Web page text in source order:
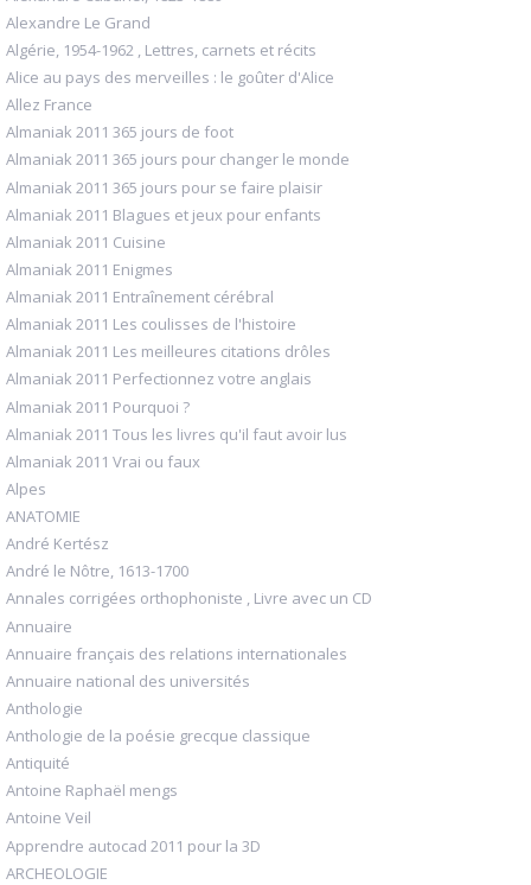
Alexandre Le Grand
Algérie, 1954-1962 , Lettres, carnets et récits
Alice au pays des merveilles : le goûter d'Alice
Allez France
Almaniak 2011 365 jours de foot
Almaniak 2011 365 jours pour changer le monde
Almaniak 2011 365 jours pour se faire plaisir
Almaniak 2011 Blagues et jeux pour enfants
Almaniak 2011 Cuisine
Almaniak 2011 Enigmes
Almaniak 2011 Entraînement cérébral
Almaniak 2011 Les coulisses de l'histoire
Almaniak 2011 Les meilleures citations drôles
Almaniak 2011 Perfectionnez votre anglais
Almaniak 2011 Pourquoi ?
Almaniak 2011 Tous les livres qu'il faut avoir lus
Almaniak 2011 Vrai ou faux
Alpes
ANATOMIE
André Kertész
André le Nôtre, 1613-1700
Annales corrigées orthophoniste , Livre avec un CD
Annuaire
Annuaire français des relations internationales
Annuaire national des universités
Anthologie
Anthologie de la poésie grecque classique
Antiquité
Antoine Raphaël mengs
Antoine Veil
Apprendre autocad 2011 pour la 3D
ARCHEOLOGIE